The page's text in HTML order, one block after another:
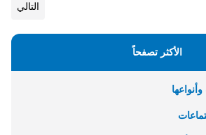
التالي
الأكثر تصفحاً